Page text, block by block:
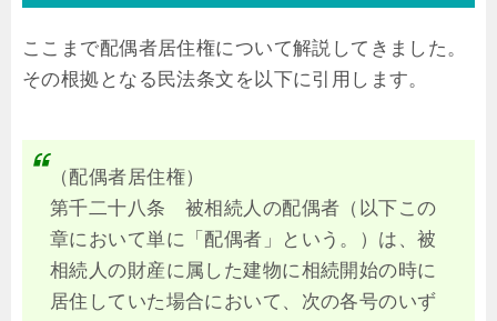
ここまで配偶者居住権について解説してきました。
その根拠となる民法条文を以下に引用します。
（配偶者居住権）
第千二十八条 被相続人の配偶者（以下この
章において単に「配偶者」という。）は、被
相続人の財産に属した建物に相続開始の時に
居住していた場合において、次の各号のいず